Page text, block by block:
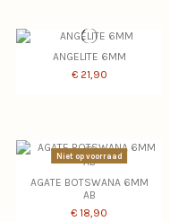
ANGELITE 6MM
€ 21,90
Niet op voorraad
AGATE BOTSWANA 6MM
AB
€ 18,90